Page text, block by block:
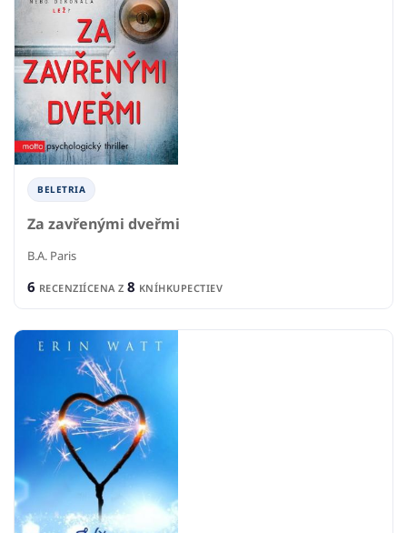
BELETRIA
Za zavřenými dveřmi
B.A. Paris
6 RECENZIÍCENA Z 8 KNÍHKUPECTIEV